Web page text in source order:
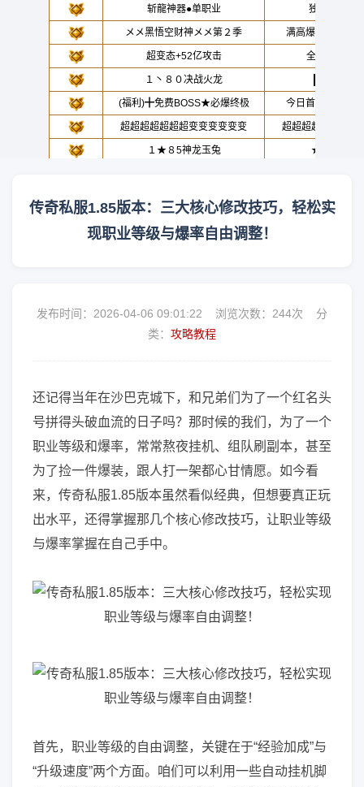
传奇私服1.85版本：三大核心修改技巧，轻松实
现职业等级与爆率自由调整！
发布时间：2026-04-06 09:01:22 浏览次数： 244次 分
类： 攻略教程
还记得当年在沙巴克城下，和兄弟们为了一个红名头
号拼得头破血流的日子吗？那时候的我们，为了一个
职业等级和爆率，常常熬夜挂机、组队刷副本，甚至
为了捡一件爆装，跟人打一架都心甘情愿。如今看
来，传奇私服1.85版本虽然看似经典，但想要真正玩
出水平，还得掌握那几个核心修改技巧，让职业等级
与爆率掌握在自己手中。
首先，职业等级的自由调整，关键在于“经验加成”与
“升级速度”两个方面。咱们可以利用一些自动挂机脚